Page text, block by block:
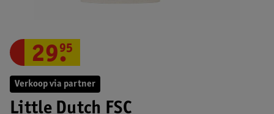
Verkoop via partner
Little Dutch FSC
29.
95